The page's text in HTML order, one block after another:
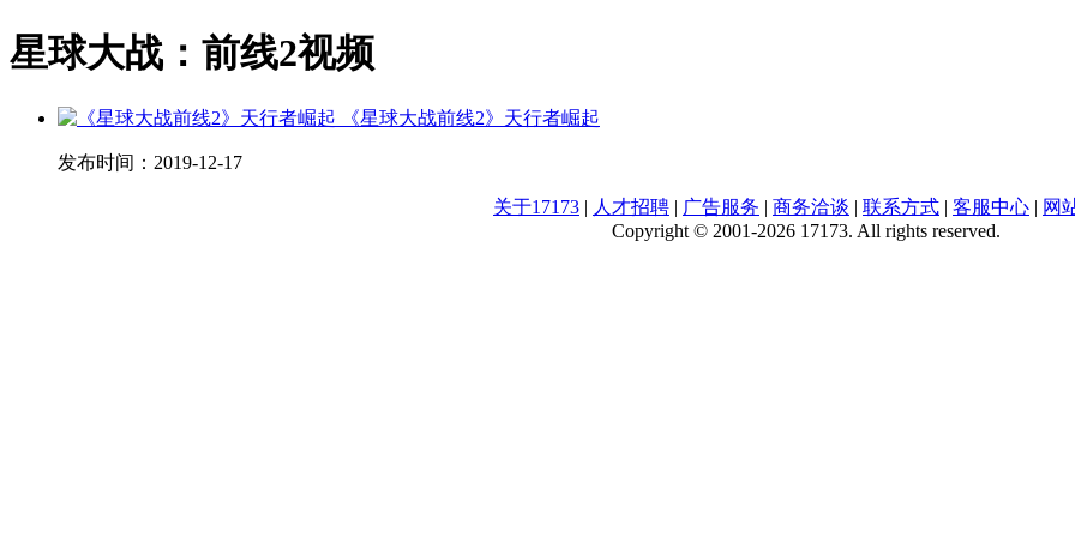
星球大战：前线2视频
《星球大战前线2》天行者崛起
发布时间： 2019-12-17
关于17173 | 人才招聘 | 广告服务 | 商务洽谈 | 联系方式 | 客服中心 | 网
Copyright © 2001-2026 17173. All rights reserved.